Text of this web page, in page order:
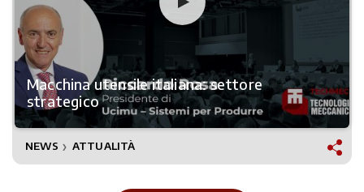
Macchina utensile italiana: settore
strategico
NEWS ❯ ATTUALITÀ